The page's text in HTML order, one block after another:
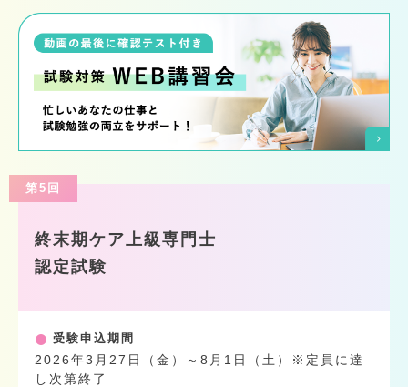
第5回
終末期ケア上級専門士
認定試験
受験申込期間
2026年3月27日（金）～8月1日（土）※定員に達
し次第終了